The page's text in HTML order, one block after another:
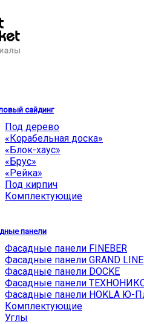
сайдинг
Под дерево
«Корабельная доска»
«Блок-хаус»
«Брус»
«Рейка»
Под кирпич
Комплектующие
панели
Фасадные панели FINEBER
Фасадные панели GRAND LINE
Фасадные панели DOCKE
Фасадные панели
Фасадные панели HOKLA Ю-
Комплектующие
Углы